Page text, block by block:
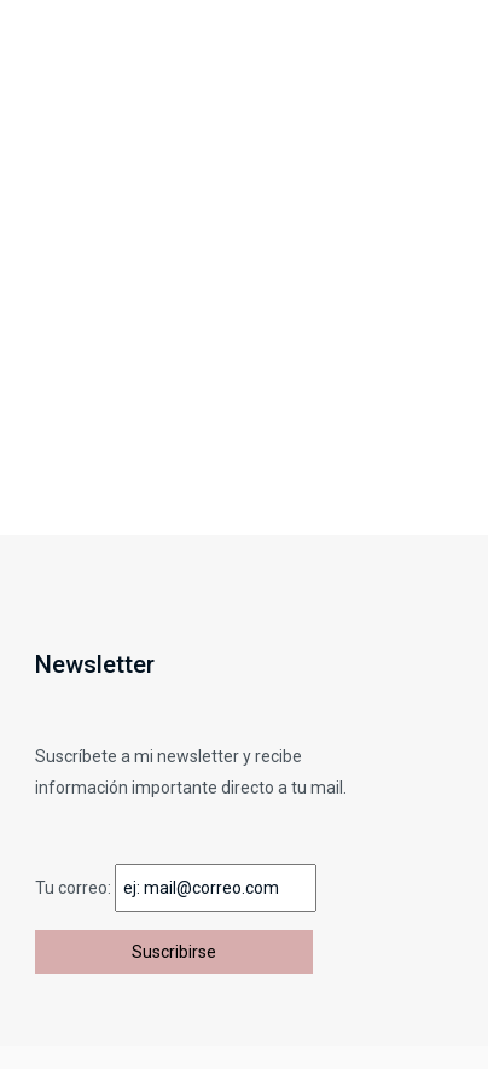
Newsletter
Suscríbete a mi newsletter y recibe
información importante directo a tu mail.
Tu correo: